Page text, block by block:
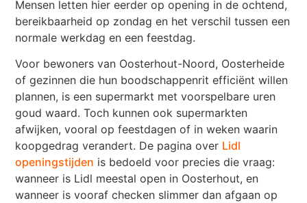
Mensen letten hier eerder op opening in de ochtend,
bereikbaarheid op zondag en het verschil tussen een
normale werkdag en een feestdag.
Voor bewoners van Oosterhout-Noord, Oosterheide
of gezinnen die hun boodschappenrit efficiënt willen
plannen, is een supermarkt met voorspelbare uren
goud waard. Toch kunnen ook supermarkten
afwijken, vooral op feestdagen of in weken waarin
koopgedrag verandert. De pagina over Lidl
openingstijden is bedoeld voor precies die vraag:
wanneer is Lidl meestal open in Oosterhout, en
wanneer is vooraf checken slimmer dan afgaan op